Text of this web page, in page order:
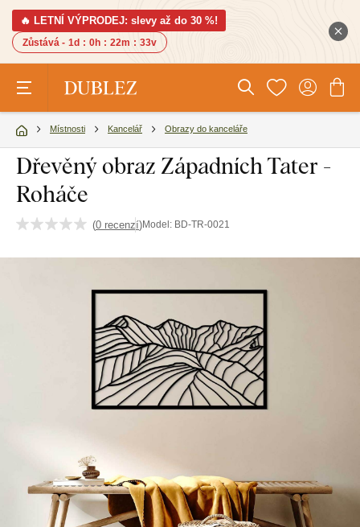
🔥 LETNÍ VÝPRODEJ: slevy až do 30 %!
Zůstává - 1d : 0h : 22m : 32v
Místnosti Kancelář Obrazy do kanceláře
Dřevěný obraz Západních Tater -
Roháče
(0 recenzí)Model: BD-TR-0021